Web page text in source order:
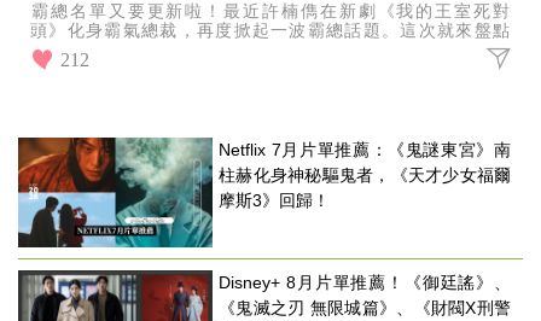
霸總名單又要更新啦！最近許楠儁在新劇《我的王室死對
頭》化身霸氣總裁，再度掀起一波霸總話題。這次就來盤點
10位韓劇經典霸總男神，看看誰才是你心中的霸總天花板！
212
Netflix 7月片單推薦：《鬼謎東宮》南
柱赫化身神秘驅鬼者，《天才少女福爾
摩斯3》回歸！
Disney+ 8月片單推薦！《御廷謠》、
《鬼滅之刃 無限城篇》、《財閥X刑警